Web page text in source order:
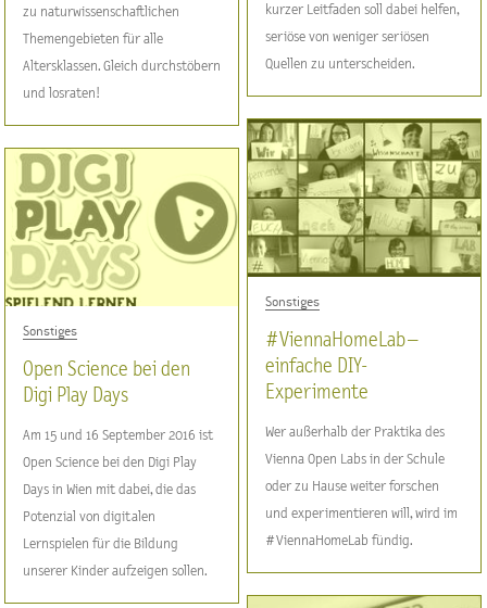
kurzer Leitfaden soll dabei helfen,
seriöse von weniger seriösen
Quellen zu unterscheiden.
zu naturwissenschaftlichen
Themengebieten für alle
Altersklassen. Gleich durchstöbern
und losraten!
Sonstiges
#ViennaHomeLab –
einfache DIY-
Experimente
Wer außerhalb der Praktika des
Vienna Open Labs in der Schule
oder zu Hause weiter forschen
und experimentieren will, wird im
#ViennaHomeLab fündig.
Sonstiges
Open Science bei den
Digi Play Days
Am 15 und 16 September 2016 ist
Open Science bei den Digi Play
Days in Wien mit dabei, die das
Potenzial von digitalen
Lernspielen für die Bildung
unserer Kinder aufzeigen sollen.